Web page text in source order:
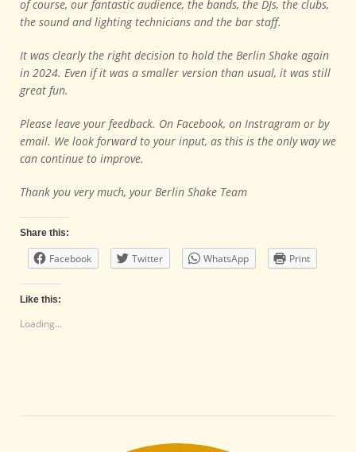
of course, our fantastic audience, the bands, the DJs, the clubs,
the sound and lighting technicians and the bar staff.
It was clearly the right decision to hold the Berlin Shake again
in 2024. Even if it was a smaller version than usual, it was still
great fun.
Please leave your feedback. On Facebook, on Instragram or by
email. We look forward to your input, as this is the only way we
can continue to improve.
Thank you very much, your Berlin Shake Team
Share this:
Facebook Twitter WhatsApp Print
Like this:
Loading...